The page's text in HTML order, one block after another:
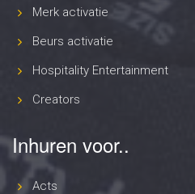
Merk activatie
Beurs activatie
Hospitality Entertainment
Creators
Inhuren voor..
Acts